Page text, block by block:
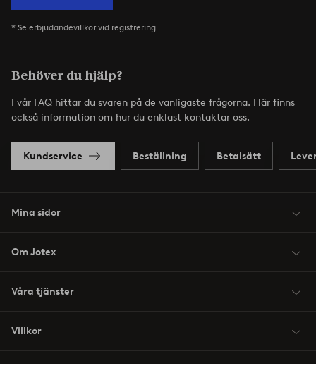
* Se erbjudandevillkor vid registrering
Behöver du hjälp?
I vår FAQ hittar du svaren på de vanligaste frågorna. Här finns
också information om hur du enklast kontaktar oss.
Kundservice Beställning Betalsätt
Mina sidor
Om Jotex
Våra tjänster
Villkor